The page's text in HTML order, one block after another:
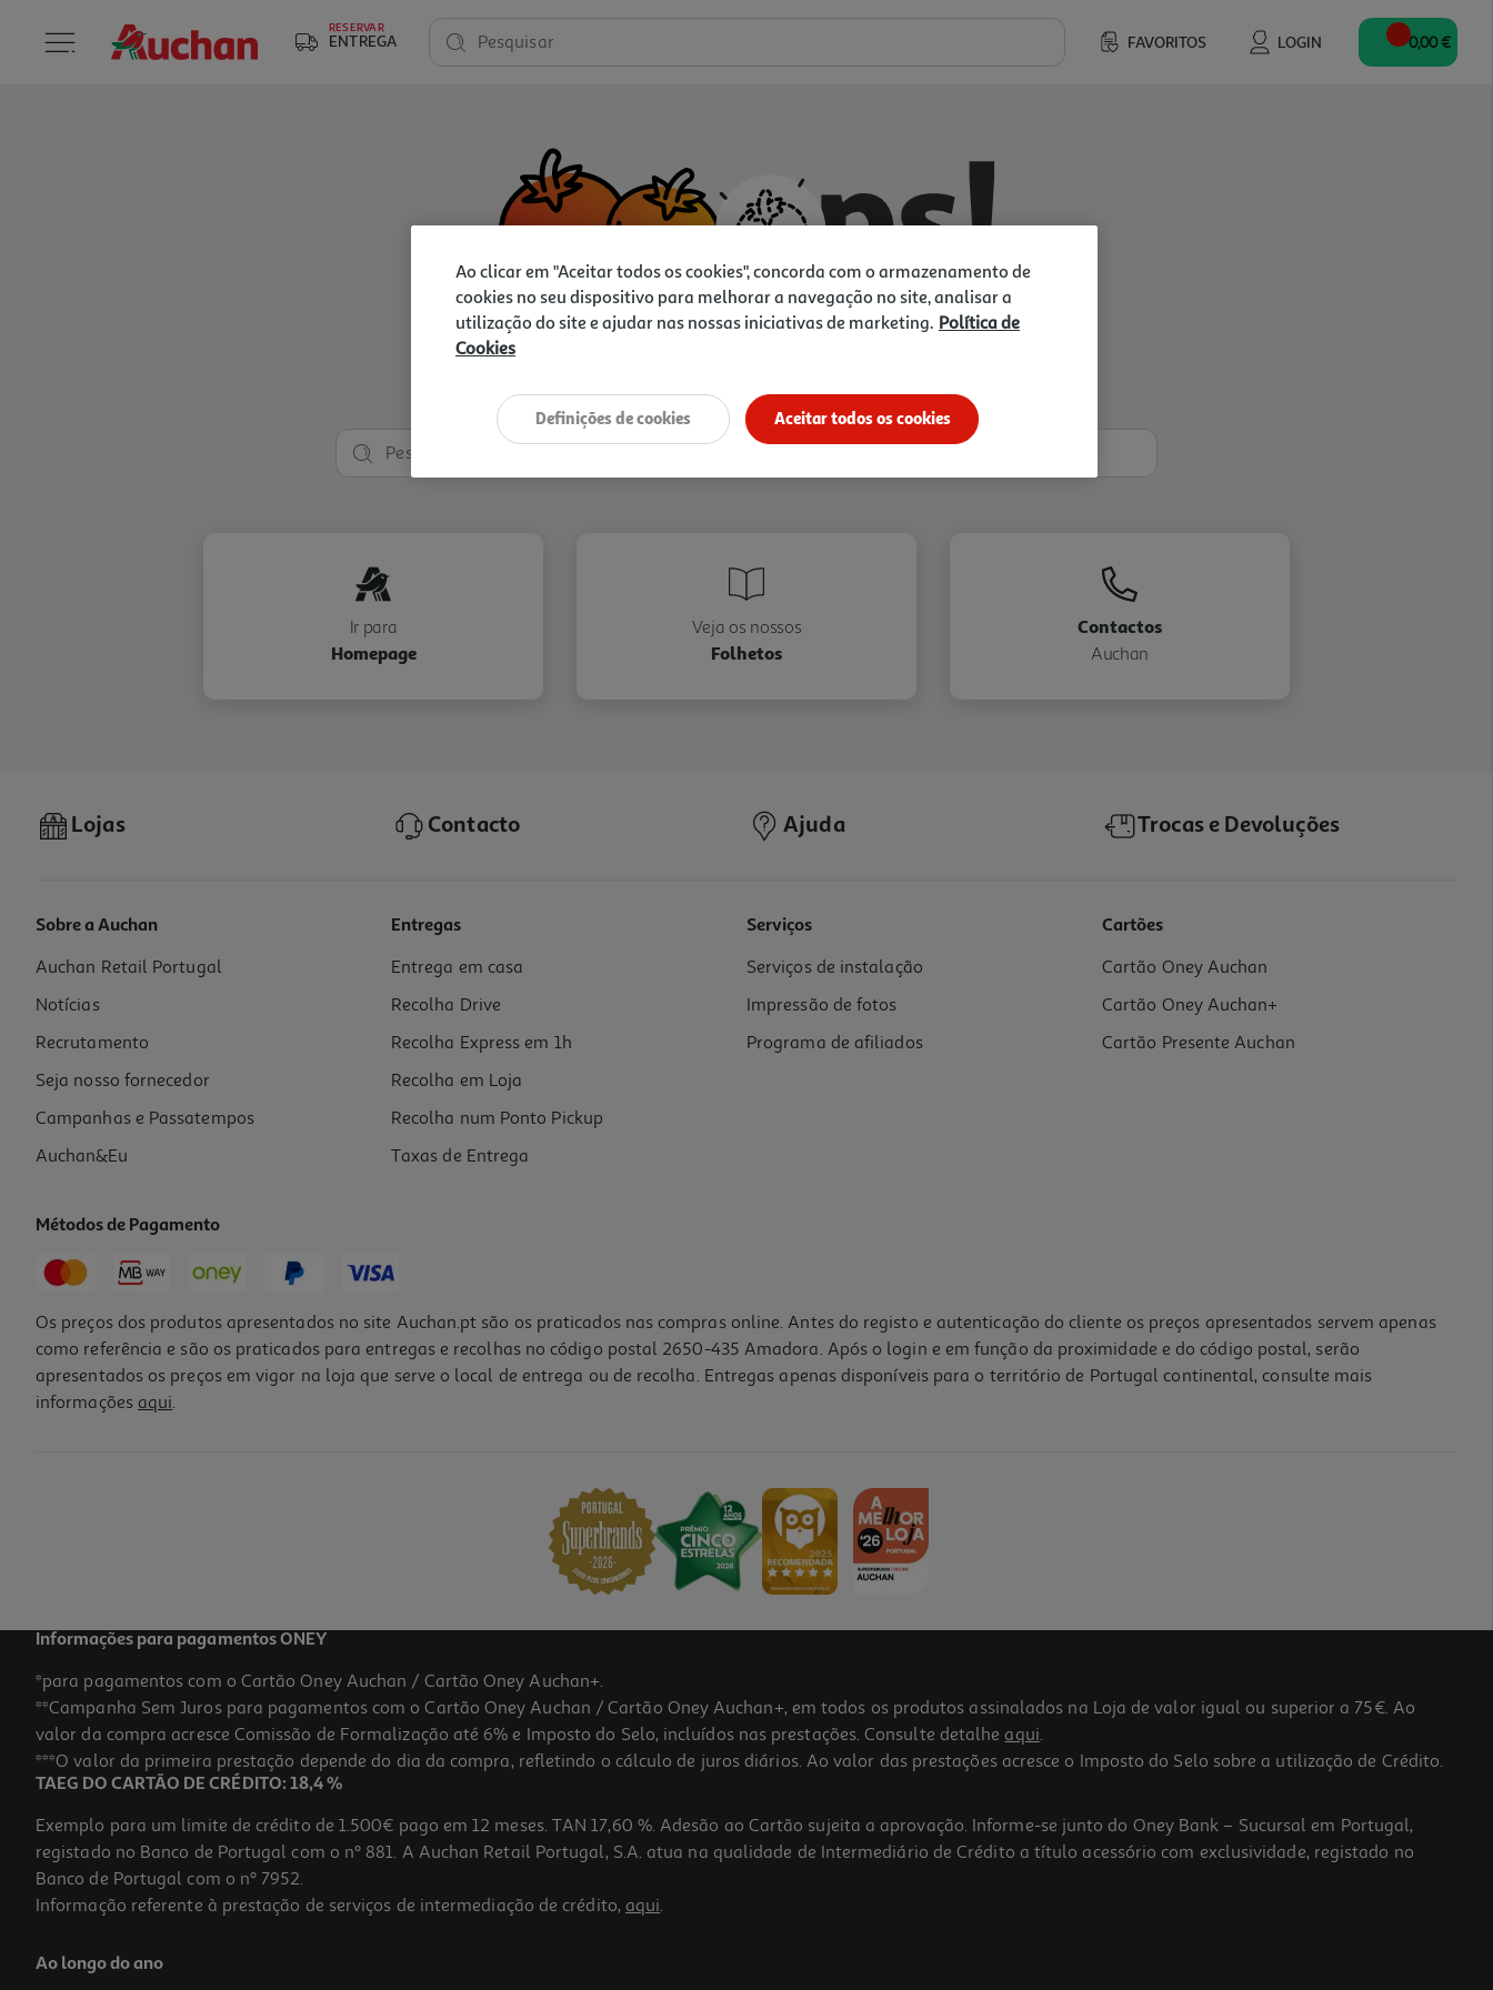
RESERVAR
ENTREGA FAVORITOS LOGIN
Pesquisar 0,00 €
Vamos tentar de novo?
Ir para
Homepage
Veja os nossos
Folhetos
Contactos
Auchan
Lojas Contacto Ajuda Trocas e Devoluções
Sobre a Auchan
Auchan Retail Portugal
Notícias
Recrutamento
Seja nosso fornecedor
Campanhas e Passatempos
Auchan&Eu
Entregas
Entrega em casa
Recolha Drive
Recolha Express em 1h
Recolha em Loja
Recolha num Ponto Pickup
Taxas de Entrega
Serviços
Serviços de instalação
Impressão de fotos
Programa de afiliados
Cartões
Cartão Oney Auchan
Cartão Oney Auchan+
Cartão Presente Auchan
Métodos de Pagamento
Os preços dos produtos apresentados no site Auchan.pt são os praticados nas compras online. Antes do registo e autenticação do cliente os preços apresentados servem apenas
como referência e são os praticados para entregas e recolhas no código postal 2650-435 Amadora. Após o login e em função da proximidade e do código postal, serão
apresentados os preços em vigor na loja que serve o local de entrega ou de recolha. Entregas apenas disponíveis para o território de Portugal continental, consulte mais
informações aqui.
Informações para pagamentos ONEY
*para pagamentos com o Cartão Oney Auchan / Cartão Oney Auchan+.
**Campanha Sem Juros para pagamentos com o Cartão Oney Auchan / Cartão Oney Auchan+, em todos os produtos assinalados na Loja de valor igual ou superior a 75€. Ao
valor da compra acresce Comissão de Formalização até 6% e Imposto do Selo, incluídos nas prestações. Consulte detalhe aqui.
***O valor da primeira prestação depende do dia da compra, refletindo o cálculo de juros diários. Ao valor das prestações acresce o Imposto do Selo sobre a utilização de Crédito.
TAEG DO CARTÃO DE CRÉDITO: 18,4 %
Exemplo para um limite de crédito de 1.500€ pago em 12 meses. TAN 17,60 %. Adesão ao Cartão sujeita a aprovação. Informe-se junto do Oney Bank – Sucursal em Portugal,
registado no Banco de Portugal com o nº 881. A Auchan Retail Portugal, S.A. atua na qualidade de Intermediário de Crédito a título acessório com exclusividade, registado no
Banco de Portugal com o nº 7952.
Informação referente à prestação de serviços de intermediação de crédito, aqui.
Ao longo do ano
Ao clicar em "Aceitar todos os cookies", concorda com o armazenamento de
cookies no seu dispositivo para melhorar a navegação no site, analisar a
utilização do site e ajudar nas nossas iniciativas de marketing. Política de
Cookies
Aceitar todos os cookies
Definições de cookies